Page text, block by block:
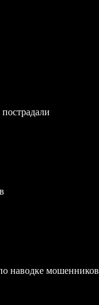
наводке мошенников